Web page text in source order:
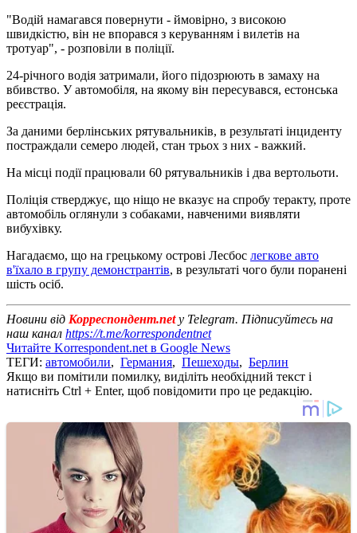
"Водій намагався повернути - ймовірно, з високою
швидкістю, він не впорався з керуванням і вилетів на
тротуар", - розповіли в поліції.
24-річного водія затримали, його підозрюють в замаху на
вбивство. У автомобіля, на якому він пересувався, естонська
реєстрація.
За даними берлінських рятувальників, в результаті інциденту
постраждали семеро людей, стан трьох з них - важкий.
На місці події працювали 60 рятувальників і два вертольоти.
Поліція стверджує, що ніщо не вказує на спробу теракту, проте
автомобіль оглянули з собаками, навченими виявляти
вибухівку.
Нагадаємо, що на грецькому острові Лесбос легкове авто
в'їхало в групу демонстрантів, в результаті чого були поранені
шість осіб.
Новини від Корреспондент.netу Telegram. Підписуйтесь на
наш канал https://t.me/korrespondentnet
Читайте Korrespondent.net в Google News
ТЕГИ: автомобили, Германия, Пешеходы, Берлин
Якщо ви помітили помилку, виділіть необхідний текст і
натисніть Ctrl + Enter, щоб повідомити про це редакцію.